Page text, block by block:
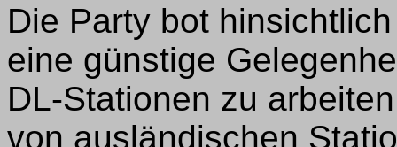
Die Party bot
eine günstige
DL-Stationen zu
von ausländischen